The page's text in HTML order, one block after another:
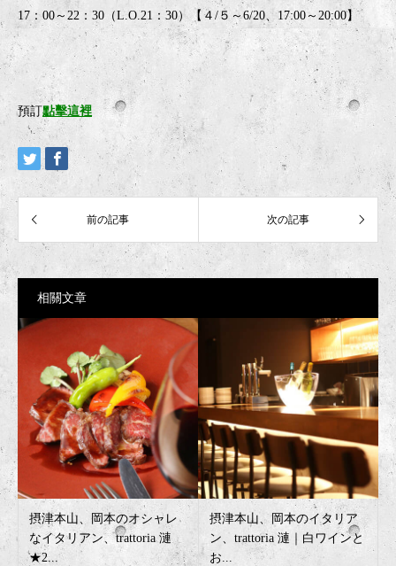
17：00～22：30（L.O.21：30）【４/５～6/20、17:00～20:00】
預訂點擊這裡
相關文章
摂津本山、岡本のオシャレ
なイタリアン、trattoria 漣
★2...
摂津本山、岡本のイタリア
ン、trattoria 漣｜白ワインと
お...